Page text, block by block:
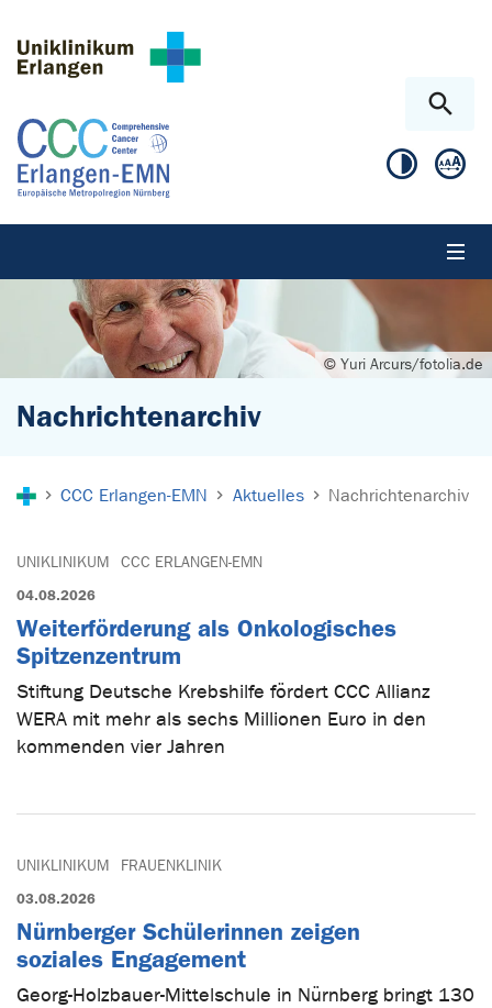
© Yuri Arcurs/fotolia.de
Nachrichtenarchiv
CCC Erlangen-EMN Aktuelles Nachrichtenarchiv
UNIKLINIKUM CCC ERLANGEN-EMN
04.08.2026
Weiterförderung als Onkologisches
Spitzenzentrum
Stiftung Deutsche Krebshilfe fördert CCC Allianz
WERA mit mehr als sechs Millionen Euro in den
kommenden vier Jahren
UNIKLINIKUM FRAUENKLINIK
03.08.2026
Nürnberger Schülerinnen zeigen
soziales Engagement
Georg-Holzbauer-Mittelschule in Nürnberg bringt 130